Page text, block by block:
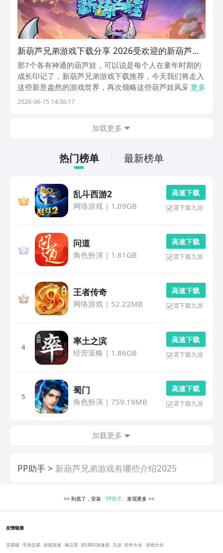
新葫芦兄弟游戏下载分享 2026受欢迎的新葫芦兄
弟游戏有哪几款
那7个各有神通的葫芦娃，可以说是每个人在童年时期的
成长印记了，新葫芦兄弟游戏下载推荐，今天我们将走入
这些新意盎然的游戏世界，再次领略这些葫芦娃风采奕奕
的战斗表现，推荐来九游平台下载玩正版的葫芦娃兄弟手
更多
2026-06-15 14:36:17
加载更多
热门榜单 最新榜单
乱斗西游2
网络游戏| 1.09GB
高 速 下 载
需下载九游
问道
角色扮演 | 1.81GB
高 速 下 载
需下载九游
王者传奇
网络游戏| 52.22MB
高 速 下 载
需下载九游
4
率土之滨
经营策略 | 1.86GB
高 速 下 载
需下载九游
5
蜀门
角色扮演 | 759.19MB
高 速 下 载
需下载九游
加载更多
PP助手 新葫芦兄弟游戏有哪些介绍2025
>> 到底了，安装 「PP助手」 发现更多<<
友情链接
交易猫 手游交易 游戏加速 豌豆荚 BIUBIU加速器 九游 软件大全 游戏大全